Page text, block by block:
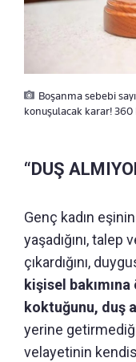
Boşanma sebebi
konuşulacak karar!
“DUŞ
Genç kadın
yaşadığını,
çıkardığını,
kişisel
koktuğunu, duş
yerine
velayetinin